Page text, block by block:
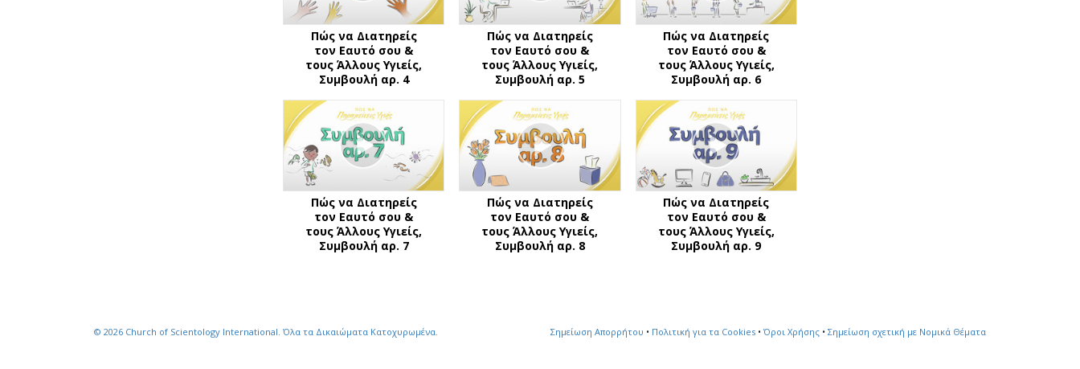
Πώς να Διατηρείς
τον Εαυτό σου &
τους Άλλους Υγιείς,
Συμβουλή αρ. 4
Πώς να Διατηρείς
τον Εαυτό σου &
τους Άλλους Υγιείς,
Συμβουλή αρ. 5
Πώς να Διατηρείς
τον Εαυτό σου &
τους Άλλους Υγιείς,
Συμβουλή αρ. 6
Πώς να Διατηρείς
τον Εαυτό σου &
τους Άλλους Υγιείς,
Συμβουλή αρ. 7
Πώς να Διατηρείς
τον Εαυτό σου &
τους Άλλους Υγιείς,
Συμβουλή αρ. 8
Πώς να Διατηρείς
τον Εαυτό σου &
τους Άλλους Υγιείς,
Συμβουλή αρ. 9
© 2026 Church of Scientology International. Όλα τα Δικαιώματα Κατοχυρωμένα. Σημείωση Απορρήτου • Πολιτική για τα Cookies • Όροι Χρήσης • Σημείωση σχετική με Νομικά Θέματα